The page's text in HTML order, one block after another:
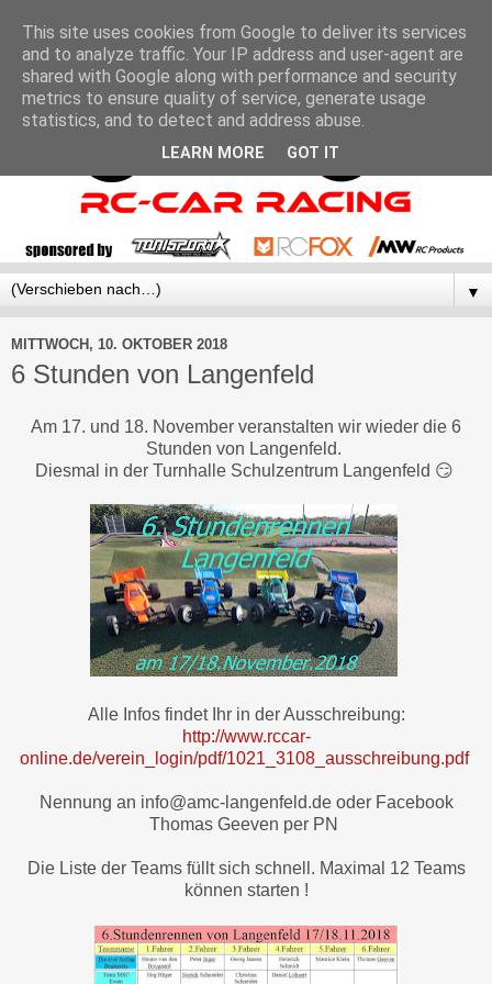
▼
MITTWOCH, 10. OKTOBER 2018
6 Stunden von Langenfeld
Am 17. und 18. November veranstalten wir wieder die 6
Stunden von Langenfeld.
Diesmal in der Turnhalle Schulzentrum Langenfeld 😏
Alle Infos findet Ihr in der Ausschreibung:
http://www.rccar-
online.de/verein_login/pdf/1021_3108_ausschreibung.pdf
Nennung an info@amc-langenfeld.de oder Facebook
Thomas Geeven per PN
Die Liste der Teams füllt sich schnell. Maximal 12 Teams
können starten !
This site uses cookies from Google to deliver its services
and to analyze traffic. Your IP address and user-agent are
shared with Google along with performance and security
metrics to ensure quality of service, generate usage
statistics, and to detect and address abuse.
LEARN MORE GOT IT